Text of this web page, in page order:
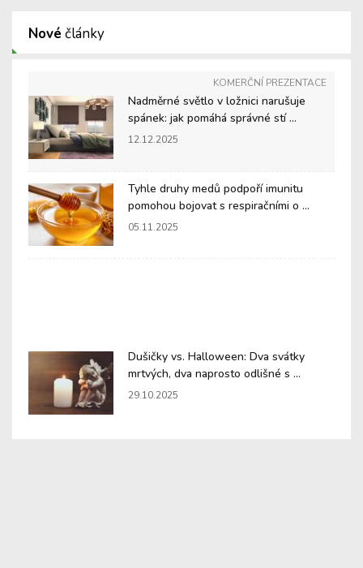
Nové články
KOMERČNÍ PREZENTACE
Nadměrné světlo v ložnici narušuje
spánek: jak pomáhá správné stí ...
12.12.2025
Tyhle druhy medů podpoří imunitu
pomohou bojovat s respiračními o ...
05.11.2025
Dušičky vs. Halloween: Dva svátky
mrtvých, dva naprosto odlišné s ...
29.10.2025